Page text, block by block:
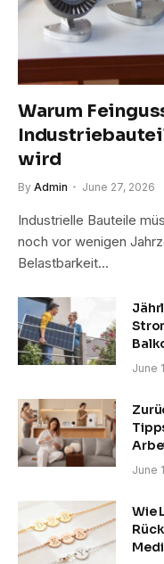
Warum
wird
By Admin June 27, 2026
Industrielle Bauteile
noch vor wenigen
Belastbarkeit…
June
June
Wie